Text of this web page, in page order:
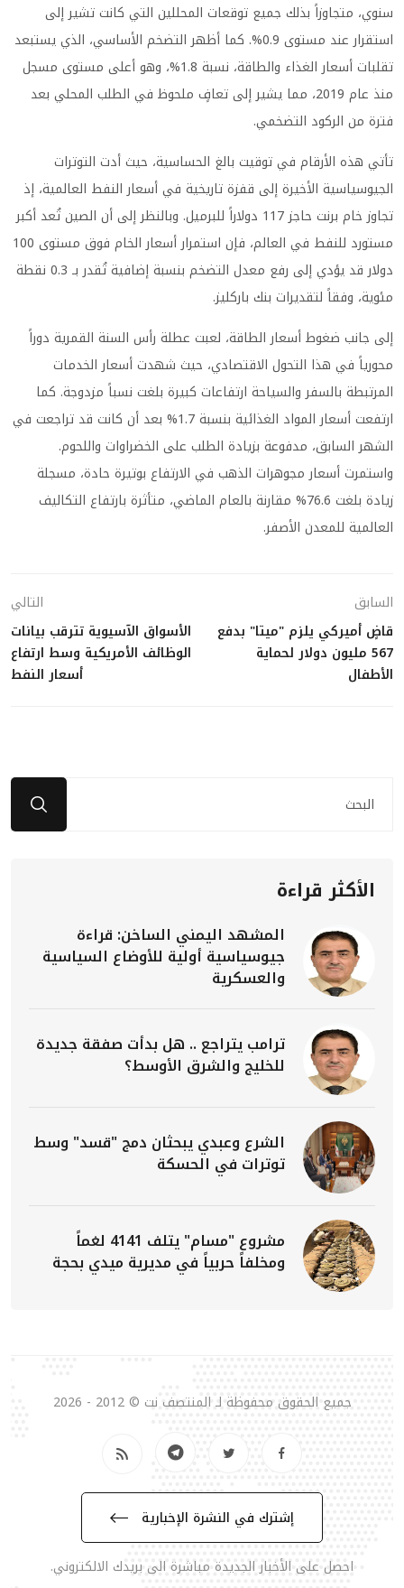
سنوي، متجاوزاً بذلك جميع توقعات المحللين التي كانت تشير إلى
استقرار عند مستوى 0.9%. كما أظهر التضخم الأساسي، الذي يستبعد
تقلبات أسعار الغذاء والطاقة، نسبة 1.8%، وهو أعلى مستوى مسجل
منذ عام 2019، مما يشير إلى تعافٍ ملحوظ في الطلب المحلي بعد
فترة من الركود التضخمي.
تأتي هذه الأرقام في توقيت بالغ الحساسية، حيث أدت التوترات
الجيوسياسية الأخيرة إلى قفزة تاريخية في أسعار النفط العالمية، إذ
تجاوز خام برنت حاجز 117 دولاراً للبرميل. وبالنظر إلى أن الصين تُعد أكبر
مستورد للنفط في العالم، فإن استمرار أسعار الخام فوق مستوى 100
دولار قد يؤدي إلى رفع معدل التضخم بنسبة إضافية تُقدر بـ 0.3 نقطة
مئوية، وفقاً لتقديرات بنك باركليز.
إلى جانب ضغوط أسعار الطاقة، لعبت عطلة رأس السنة القمرية دوراً
محورياً في هذا التحول الاقتصادي، حيث شهدت أسعار الخدمات
المرتبطة بالسفر والسياحة ارتفاعات كبيرة بلغت نسباً مزدوجة. كما
ارتفعت أسعار المواد الغذائية بنسبة 1.7% بعد أن كانت قد تراجعت في
الشهر السابق، مدفوعة بزيادة الطلب على الخضراوات واللحوم.
واستمرت أسعار مجوهرات الذهب في الارتفاع بوتيرة حادة، مسجلة
زيادة بلغت 76.6% مقارنة بالعام الماضي، متأثرة بارتفاع التكاليف
العالمية للمعدن الأصفر.
السابق
قاضٍ أميركي يلزم "ميتا" بدفع
567 مليون دولار لحماية
الأطفال
التالي
الأسواق الآسيوية تترقب بيانات
الوظائف الأمريكية وسط ارتفاع
أسعار النفط
الأكثر قراءة
المشهد اليمني الساخن: قراءة
جيوسياسية أولية للأوضاع السياسية
والعسكرية
ترامب يتراجع .. هل بدأت صفقة جديدة
للخليج والشرق الأوسط؟
الشرع وعبدي يبحثان دمج "قسد" وسط
توترات في الحسكة
مشروع "مسام" يتلف 4141 لغماً
ومخلفاً حربياً في مديرية ميدي بحجة
جميع الحقوق محفوظة لـ المنتصف نت © 2012 - 2026
إشترك في النشرة الإخبارية
احصل على الأخبار الجديدة مباشرة الى بريدك الالكتروني.